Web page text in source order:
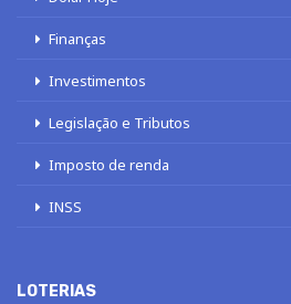
Finanças
Investimentos
Legislação e Tributos
Imposto de renda
INSS
LOTERIAS